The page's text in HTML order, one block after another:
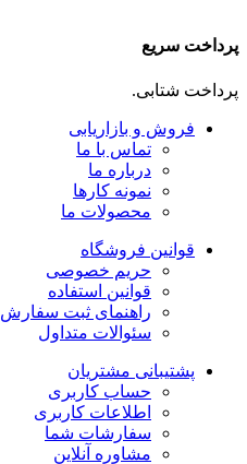
پرداخت سریع
پرداخت شتابی.
فروش و بازاریابی
تماس با ما
درباره ما
نمونه کارها
محصولات ما
قوانین فروشگاه
حریم خصوصی
قوانین استفاده
راهنمای ثبت سفارش
سئوالات متداول
پشتیبانی مشتریان
حساب کاربری
اطلاعات کاربری
سفارشات شما
مشاوره آنلاین